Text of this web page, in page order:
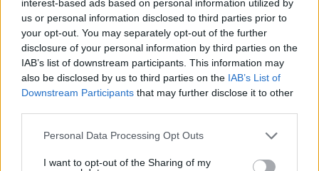
interest-based ads based on personal information utilized by
us or personal information disclosed to third parties prior to
your opt-out. You may separately opt-out of the further
disclosure of your personal information by third parties on the
IAB’s list of downstream participants. This information may
also be disclosed by us to third parties on the IAB’s List of
Downstream Participants that may further disclose it to other
Please note that this website/app uses one or more Google
not limited to your visit or usage behaviour. You may click to
Personal Data Processing Opt Outs
I want to opt-out of the Sharing of my
νέος «εγκέφαλος» του τμήματος AI της Google